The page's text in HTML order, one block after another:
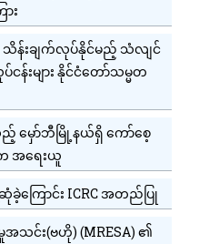
း
သိန်းချက်လုပ်နိုင်မည့် သံလျင်
းများ နိုင်ငံတော်သမ္မတ
မှော်ဘီမြို့နယ်ရှိ ကော်စေ့
အရေးယူ
ကြောင်း ICRC အတည်ပြု
မှုအသင်း(ဗဟို) (MRESA) ၏